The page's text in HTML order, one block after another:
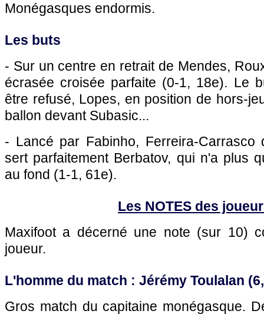
Monégasques endormis.
Les buts
- Sur un centre en retrait de Mendes,
écrasée croisée parfaite (0-1, 18e). Le
être refusé, Lopes, en position de hors-
ballon devant Subasic...
- Lancé par Fabinho, Ferreira-Carrasco
sert parfaitement Berbatov, qui n'a plus
au fond (1-1, 61e).
Les NOTES des
Maxifoot a décerné une note (sur 10)
joueur.
L'homme du match : Jérémy Toulalan
Gros match du capitaine monégasque.